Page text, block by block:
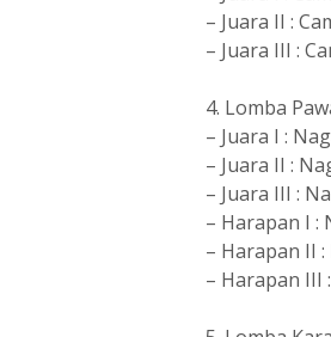
– Juara II :
– Juara III :
4. Lomba
– Juara I :
– Juara II :
– Juara III :
– Harapan I :
– Harapan II
– Harapan III